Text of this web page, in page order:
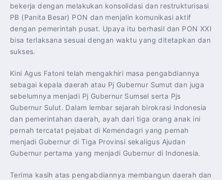
bekerja dengan melakukan konsolidasi dan restrukturisasi
PB (Panita Besar) PON dan menjalin komunikasi aktif
dengan pemerintah pusat. Upaya itu berhasil dan PON XXI
bisa terlaksana sesuai dengan waktu yang ditetapkan dan
sukses.
Kini Agus Fatoni telah mengakhiri masa pengabdiannya
sebagai kepala daerah atau Pj Gubernur Sumut dan juga
sebelumnya menjadi Pj Gubernur Sumsel serta Pjs
Gubernur Sulut. Dalam lembar sejarah birokrasi Indonesia
dan pemerintahan daerah, ayah dari tiga orang anak ini
pernah tercatat pejabat di Kemendagri yang pernah
menjadi Gubernur di Tiga Provinsi sekaligus Ajudan
Gubernur pertama yang menjadi Gubernur di Indonesia.
Terima kasih atas pengabdiannya membangun daerah dan